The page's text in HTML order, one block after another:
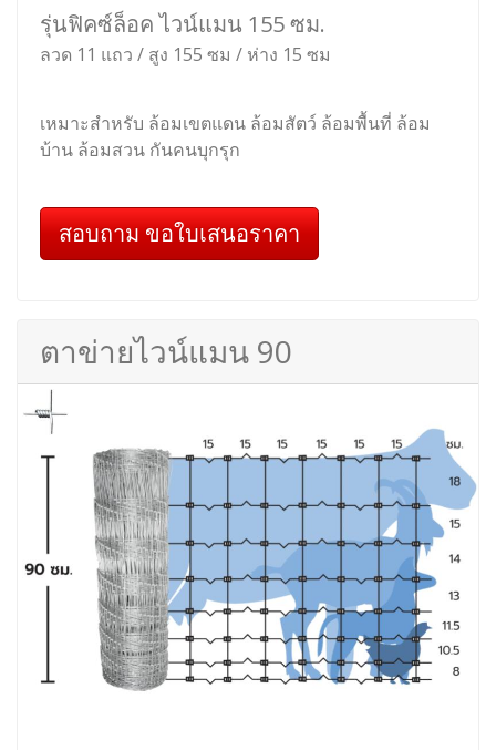
รุ่นฟิคซ์ล็อค ไวน์แมน 155 ซม.
ลวด 11 แถว / สูง 155 ซม / ห่าง 15 ซม
เหมาะสำหรับ ล้อมเขตแดน ล้อมสัตว์ ล้อมพื้นที่ ล้อม
บ้าน ล้อมสวน กันคนบุกรุก
สอบถาม ขอใบเสนอราคา
ตาข่ายไวน์แมน 90